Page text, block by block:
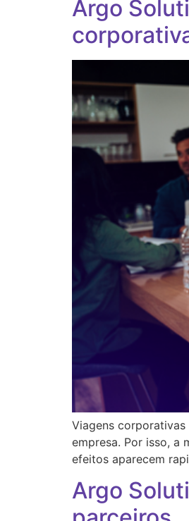
Argo
Viagens
empresa. Por isso, a
efeitos aparecem
Argo